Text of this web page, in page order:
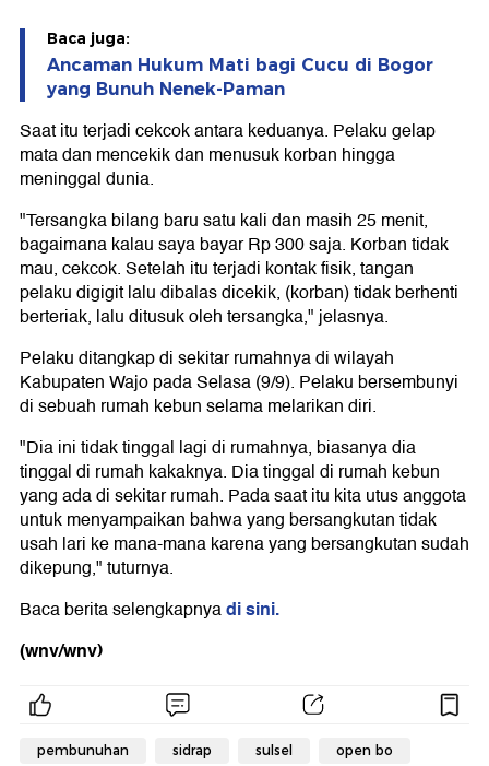
Baca juga:
Ancaman Hukum Mati bagi Cucu di Bogor
yang Bunuh Nenek-Paman
Saat itu terjadi cekcok antara keduanya. Pelaku gelap
mata dan mencekik dan menusuk korban hingga
meninggal dunia.
"Tersangka bilang baru satu kali dan masih 25 menit,
bagaimana kalau saya bayar Rp 300 saja. Korban tidak
mau, cekcok. Setelah itu terjadi kontak fisik, tangan
pelaku digigit lalu dibalas dicekik, (korban) tidak berhenti
berteriak, lalu ditusuk oleh tersangka," jelasnya.
Pelaku ditangkap di sekitar rumahnya di wilayah
Kabupaten Wajo pada Selasa (9/9). Pelaku bersembunyi
di sebuah rumah kebun selama melarikan diri.
"Dia ini tidak tinggal lagi di rumahnya, biasanya dia
tinggal di rumah kakaknya. Dia tinggal di rumah kebun
yang ada di sekitar rumah. Pada saat itu kita utus anggota
untuk menyampaikan bahwa yang bersangkutan tidak
usah lari ke mana-mana karena yang bersangkutan sudah
dikepung," tuturnya.
Baca berita selengkapnyadi sini.
(wnv/wnv)
pembunuhan sidrap sulsel open bo